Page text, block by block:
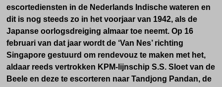
escortediensten in de Nederlands Indische wateren en
dit is nog steeds zo in het voorjaar van 1942, als de
Japanse oorlogsdreiging almaar toe neemt. Op 16
februari van dat jaar wordt de ‘Van Nes’ richting
Singapore gestuurd om rendevouz te maken met het,
aldaar reeds vertrokken KPM-lijnschip S.S. Sloet van de
Beele en deze te escorteren naar Tandjong Pandan, de